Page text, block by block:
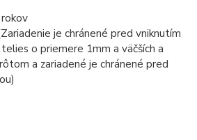
je chránené pred vniknutím
o priemere 1mm a väčších a
a zariadené je chránené pred